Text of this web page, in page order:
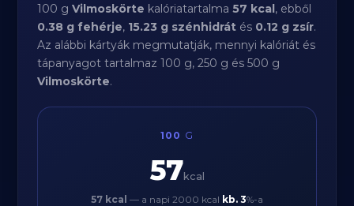
100 gVilmoskörte kalóriatartalma57 kcal, ebből
0.38 g fehérje, 15.23 g szénhidrát és 0.12 g zsír.
Az alábbi kártyák megmutatják, mennyi kalóriát és
tápanyagot tartalmaz 100 g, 250 g és 500 g
Vilmoskörte.
100 G
57kcal
57 kcal — a napi 2000 kcal kb. 3%-a